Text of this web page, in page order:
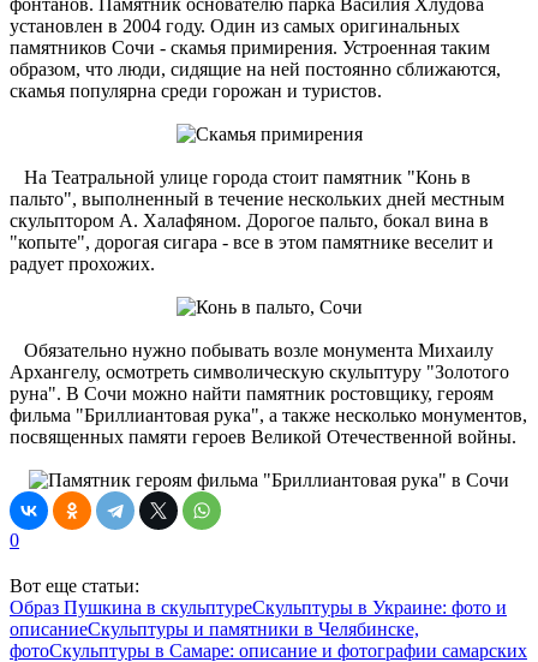
установлен в 2004 году. Один из самых оригинальных
памятников Сочи - скамья примирения. Устроенная таким
образом, что люди, сидящие на ней постоянно сближаются,
скамья популярна среди горожан и туристов.
На Театральной улице города стоит памятник "Конь в
пальто", выполненный в течение нескольких дней местным
скульптором А. Халафяном. Дорогое пальто, бокал вина в
"копыте", дорогая сигара - все в этом памятнике веселит и
радует прохожих.
Обязательно нужно побывать возле монумента Михаилу
Архангелу, осмотреть символическую скульптуру "Золотого
руна". В Сочи можно найти памятник ростовщику, героям
фильма "Бриллиантовая рука", а также несколько монументов,
посвященных памяти героев Великой Отечественной войны.
0
Вот еще статьи:
Образ Пушкина в скульптуреСкульптуры в Украине: фото и
описаниеСкульптуры и памятники в Челябинске,
фотоСкульптуры в Самаре: описание и фотографии самарских